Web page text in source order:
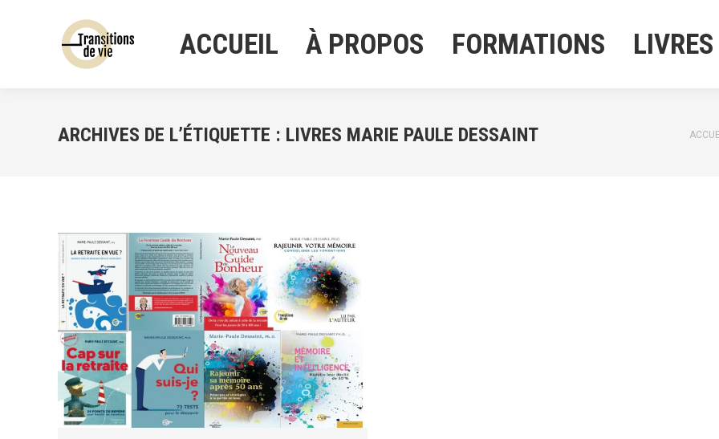
ACCUEIL À PROPOS FORMATIONS LIVRES
ARCHIVES DE L’ÉTIQUETTE : LIVRES MARIE PAULE DESSAINT
ACCUEIL À PROPOS FORMATIONS LIVRES